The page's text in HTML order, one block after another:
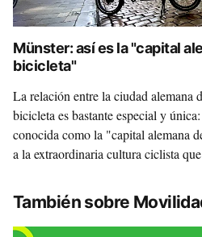
Münster: así es la "capital
bicicleta"
La relación entre la ciudad alemana
bicicleta es bastante especial y
conocida como la "capital alemana
a la extraordinaria cultura ciclista
Loady, ya que la marca alemana
cuartel general muy cerca de este
También sobre